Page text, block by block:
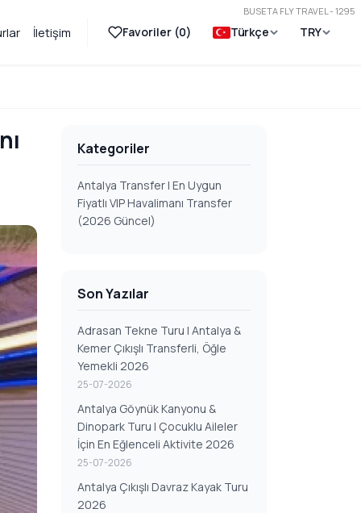
BUSETA FLY TRAVEL - 1295
İletişim Favoriler (0) Türkçe TRY
Kategoriler
Antalya Transfer | En Uygun
Fiyatlı VIP Havalimanı Transfer
(2026 Güncel)
Son Yazılar
Adrasan Tekne Turu | Antalya &
Kemer Çıkışlı Transferli, Öğle
Yemekli 2026
25-07-2026
Antalya Göynük Kanyonu &
Dinopark Turu | Çocuklu Aileler
İçin En Eğlenceli Aktivite 2026
25-07-2026
Antalya Çıkışlı Davraz Kayak Turu
2026